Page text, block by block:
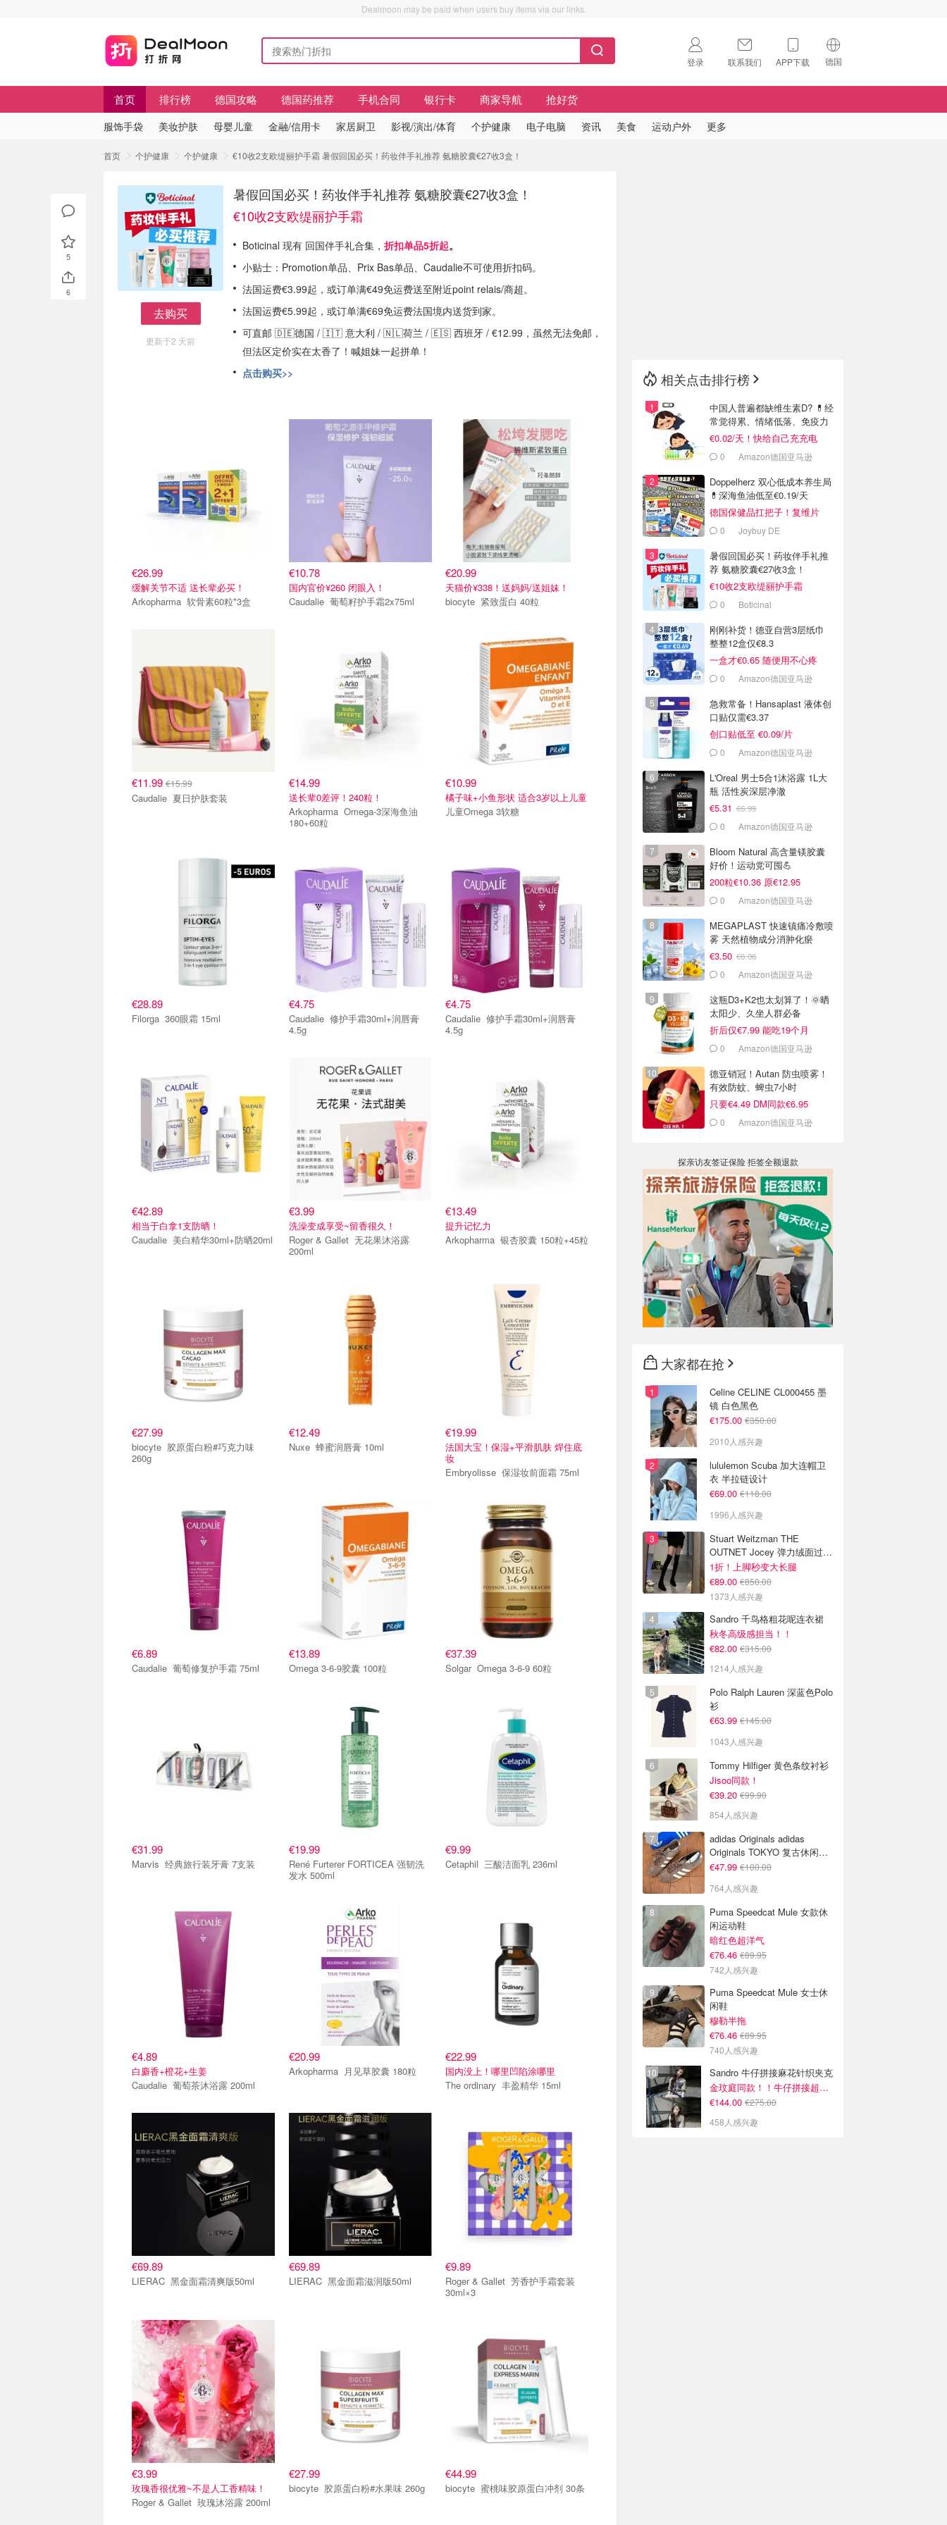
Dealmoon may be paid when users buy items via our links.
登录 联系我们 APP下载 德国
🇺🇸
首页 排行榜 德国攻略 德国药推荐 手机合同 银行卡 商家导航 抢好货
服饰手袋 美妆护肤 母婴儿童 金融/信用卡 家居厨卫 影视/演出/体育 个护健康 电子电脑 资讯 美食 运动户外 更多
首页 个护健康 个护健康 €10收2支欧缇丽护手霜 暑假回国必买！药妆伴手礼推荐 氨糖胶囊€27收3盒！
去购买
更新于2 天前
暑假回国必买！药妆伴手礼推荐 氨糖胶囊€27收3盒！
€10收2支欧缇丽护手霜
Boticinal 现有 回国伴手礼合集， 折扣单品5折起。
小贴士：Promotion单品、Prix Bas单品、Caudalie不可使用折扣码。
法国运费€3.99起，或订单满€49免运费送至附近point relais/商超。
法国运费€5.99起，或订单满€69免运费法国境内送货到家。
可直邮 🇩🇪德国 / 🇮🇹 意大利 / 🇳🇱荷兰 / 🇪🇸 西班牙 / €12.99，虽然无法免邮，
但法区定价实在太香了！喊姐妹一起拼单！
点击购买>>
€26.99
缓解关节不适 送长辈必买！
Arkopharma 软骨素60粒*3盒
€10.78
国内官价¥260 闭眼入！
Caudalie 葡萄籽护手霜2x75ml
€20.99
天猫价¥338！送妈妈/送姐妹！
biocyte 紧致蛋白 40粒
€11.99 €15.99
Caudalie 夏日护肤套装
€14.99
送长辈0差评！240粒！
Arkopharma Omega-3深海鱼油
180+60粒
€10.99
橘子味+小鱼形状 适合3岁以上儿童
儿童Omega 3软糖
€28.89
Filorga 360眼霜 15ml
€4.75
Caudalie 修护手霜30ml+润唇膏
4.5g
€4.75
Caudalie 修护手霜30ml+润唇膏
4.5g
€42.89
相当于白拿1支防晒！
Caudalie 美白精华30ml+防晒20ml
€3.99
洗澡变成享受~留香很久！
Roger & Gallet 无花果沐浴露
200ml
€13.49
提升记忆力
Arkopharma 银杏胶囊 150粒+45粒
€27.99
biocyte 胶原蛋白粉#巧克力味
260g
€12.49
Nuxe 蜂蜜润唇膏 10ml
€19.99
法国大宝！保湿+平滑肌肤 焊住底
妆
Embryolisse 保湿妆前面霜 75ml
€6.89
Caudalie 葡萄修复护手霜 75ml
€13.89
Omega 3-6-9胶囊 100粒
€37.39
Solgar Omega 3-6-9 60粒
€31.99
Marvis 经典旅行装牙膏 7支装
€19.99
René Furterer FORTICEA 强韧洗
发水 500ml
€9.99
Cetaphil 三酸洁面乳 236ml
€4.89
白麝香+橙花+生姜
Caudalie 葡萄茶沐浴露 200ml
€20.99
Arkopharma 月见草胶囊 180粒
€22.99
国内没上！哪里凹陷涂哪里
The ordinary 丰盈精华 15ml
€69.89
LIERAC 黑金面霜清爽版50ml
€69.89
LIERAC 黑金面霜滋润版50ml
€9.89
Roger & Gallet 芳香护手霜套装
30ml×3
€3.99
玫瑰香很优雅~不是人工香精味！
Roger & Gallet 玫瑰沐浴露 200ml
€27.99
biocyte 胶原蛋白粉#水果味 260g
€44.99
biocyte 蜜桃味胶原蛋白冲剂 30条
5
6
相关点击排行榜
中国人普遍都缺维生素D? 💊经
常觉得累、情绪低落、免疫力
低
€0.02/天！快给自己充充电
0 Amazon德国亚马逊
Doppelherz 双心低成本养生局
💊深海鱼油低至€0.19/天
德国保健品扛把子！复维片
€4.4收
0 Joybuy DE
暑假回国必买！药妆伴手礼推
荐 氨糖胶囊€27收3盒！
€10收2支欧缇丽护手霜
0 Boticinal
刚刚补货！德亚自营3层纸巾
整整12盒仅€8.3
一盒才€0.65 随便用不心疼
0 Amazon德国亚马逊
急救常备！Hansaplast 液体创
口贴仅需€3.37
创口贴低至 €0.09/片
0 Amazon德国亚马逊
L'Oreal 男士5合1沐浴露 1L大
瓶 活性炭深层净澈
€5.31 €6.99
0 Amazon德国亚马逊
Bloom Natural 高含量镁胶囊
好价！运动党可囤💪
200粒€10.36 原€12.95
0 Amazon德国亚马逊
MEGAPLAST 快速镇痛冷敷喷
雾 天然植物成分消肿化瘀
€3.50 €6.06
0 Amazon德国亚马逊
这瓶D3+K2也太划算了！🌞晒
太阳少、久坐人群必备
折后仅€7.99 能吃19个月
0 Amazon德国亚马逊
德亚销冠！Autan 防虫喷雾！
有效防蚊、蜱虫7小时
只要€4.49 DM同款€6.95
0 Amazon德国亚马逊
探亲访友签证保险 拒签全额退款
大家都在抢
Celine CELINE CL000455 墨
镜 白色黑色
€175.00 €350.00
2010人感兴趣
lululemon Scuba 加大连帽卫
衣 半拉链设计
€69.00 €118.00
1996人感兴趣
Stuart Weitzman THE
OUTNET Jocey 弹力绒面过膝
靴
1折！上脚秒变大长腿
€89.00 €850.00
1373人感兴趣
Sandro 千鸟格粗花呢连衣裙
秋冬高级感担当！！
€82.00 €315.00
1214人感兴趣
Polo Ralph Lauren 深蓝色Polo
衫
€63.99 €145.00
1043人感兴趣
Tommy Hilfiger 黄色条纹衬衫
Jisoo同款！
€39.20 €99.90
854人感兴趣
adidas Originals adidas
Originals TOKYO 复古休闲鞋
深棕色
€47.99 €100.00
764人感兴趣
Puma Speedcat Mule 女款休
闲运动鞋
暗红色超洋气
€76.46 €89.95
742人感兴趣
Puma Speedcat Mule 女士休
闲鞋
穆勒半拖
€76.46 €89.95
740人感兴趣
Sandro 牛仔拼接麻花针织夹克
金玟庭同款！！牛仔拼接超有层次感
€144.00 €275.00
458人感兴趣